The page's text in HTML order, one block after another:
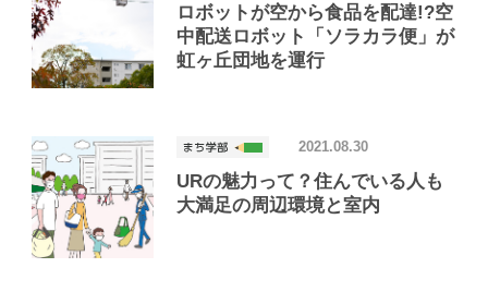
ロボットが空から食品を配達!?空
中配送ロボット「ソラカラ便」が
虹ヶ丘団地を運行
URの魅力って？住んでいる人も
大満足の周辺環境と室内
2021.08.30